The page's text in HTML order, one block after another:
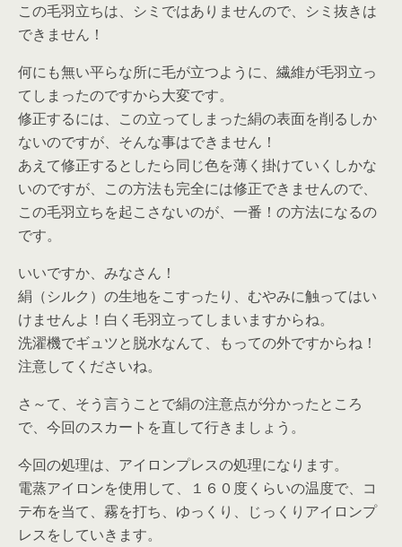
この毛羽立ちは、シミではありませんので、シミ抜きは
できません！
何にも無い平らな所に毛が立つように、繊維が毛羽立っ
てしまったのですから大変です。
修正するには、この立ってしまった絹の表面を削るしか
ないのですが、そんな事はできません！
あえて修正するとしたら同じ色を薄く掛けていくしかな
いのですが、この方法も完全には修正できませんので、
この毛羽立ちを起こさないのが、一番！の方法になるの
です。
いいですか、みなさん！
絹（シルク）の生地をこすったり、むやみに触ってはい
けませんよ！白く毛羽立ってしまいますからね。
洗濯機でギュツと脱水なんて、もっての外ですからね！
注意してくださいね。
さ～て、そう言うことで絹の注意点が分かったところ
で、今回のスカートを直して行きましょう。
今回の処理は、アイロンプレスの処理になります。
電蒸アイロンを使用して、１６０度くらいの温度で、コ
テ布を当て、霧を打ち、ゆっくり、じっくりアイロンプ
レスをしていきます。